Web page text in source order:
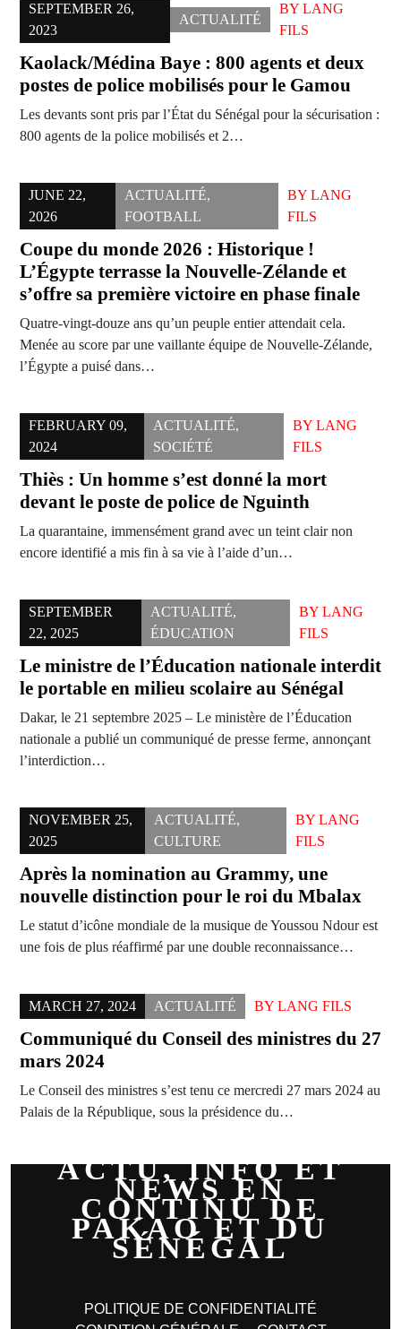
SEPTEMBER 26,
2023
ACTUALITÉ
BY LANG
FILS
Kaolack/Médina Baye : 800 agents et deux
postes de police mobilisés pour le Gamou
Les devants sont pris par l’État du Sénégal pour la sécurisation :
800 agents de la police mobilisés et 2…
JUNE 22,
2026
ACTUALITÉ,
FOOTBALL
BYLANG
FILS
Coupe du monde 2026 : Historique !
L’Égypte terrasse la Nouvelle-Zélande et
s’offre sa première victoire en phase finale
Quatre-vingt-douze ans qu’un peuple entier attendait cela.
Menée au score par une vaillante équipe de Nouvelle-Zélande,
l’Égypte a puisé dans…
FEBRUARY 09,
2024
ACTUALITÉ,
SOCIÉTÉ
BYLANG
FILS
Thiès : Un homme s’est donné la mort
devant le poste de police de Nguinth
La quarantaine, immensément grand avec un teint clair non
encore identifié a mis fin à sa vie à l’aide d’un…
SEPTEMBER
22, 2025
ACTUALITÉ,
ÉDUCATION
BY LANG
FILS
Le ministre de l’Éducation nationale interdit
le portable en milieu scolaire au Sénégal
Dakar, le 21 septembre 2025 – Le ministère de l’Éducation
nationale a publié un communiqué de presse ferme, annonçant
l’interdiction…
NOVEMBER 25,
2025
ACTUALITÉ,
CULTURE
BY LANG
FILS
Après la nomination au Grammy, une
nouvelle distinction pour le roi du Mbalax
Le statut d’icône mondiale de la musique de Youssou Ndour est
une fois de plus réaffirmé par une double reconnaissance…
MARCH 27, 2024 ACTUALITÉ BY LANG FILS
Communiqué du Conseil des ministres du 27
mars 2024
Le Conseil des ministres s’est tenu ce mercredi 27 mars 2024 au
Palais de la République, sous la présidence du…
ACTU, INFO ET
NEWS EN
CONTINU DE
PAKAO ET DU
SÉNÉGAL
POLITIQUE DE CONFIDENTIALITÉ